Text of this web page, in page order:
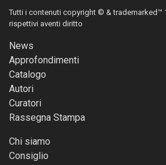
Tutti i contenuti copyright © & trademarked™
rispettivi aventi diritto
News
Approfondimenti
Catalogo
Autori
Curatori
Rassegna Stampa
Chi siamo
Consiglio